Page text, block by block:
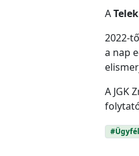
A
2022-
a nap
A JGK